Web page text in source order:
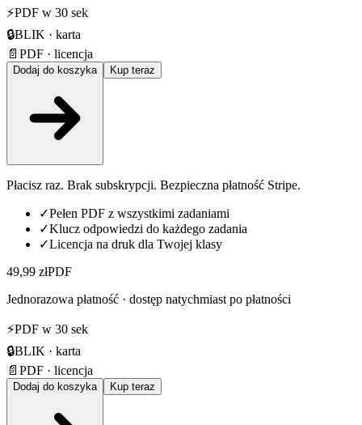
⚡PDF w 30 sek
🔒BLIK · karta
📄 PDF · licencja
Dodaj do koszyka Kup teraz
Płacisz raz. Brak subskrypcji. Bezpieczna płatność Stripe.
✓Pełen PDF z wszystkimi zadaniami
✓Klucz odpowiedzi do każdego zadania
✓Licencja na druk dla Twojej klasy
49,99 złPDF
Jednorazowa płatność · dostęp natychmiast po płatności
⚡PDF w 30 sek
🔒BLIK · karta
📄 PDF · licencja
Dodaj do koszyka Kup teraz